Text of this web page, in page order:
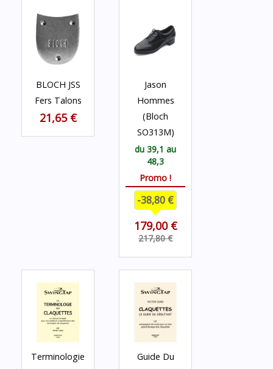
BLOCH JSS
Fers Talons
21,65 €
Jason
Hommes
(Bloch
SO313M)
du 39,1 au
48,3
Promo !
-38,80 €
179,00 €
217,80 €
Terminologie
Guide Du